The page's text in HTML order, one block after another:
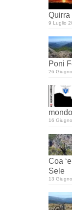
Quirra
9 Luglio
Poni
26
16
Coa
Sele
13